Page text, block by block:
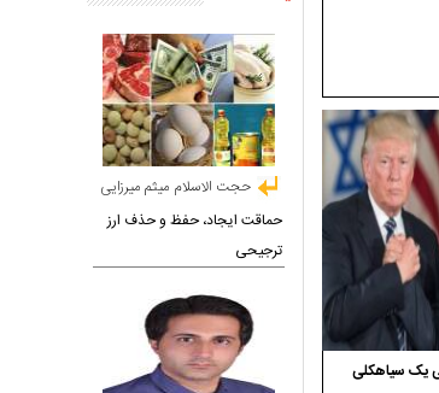
تومانی یک سیاهکلی
حجت الاسلام میثم میرزایی
حماقت ایجاد، حفظ و حذف ارز
ترجیحی